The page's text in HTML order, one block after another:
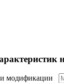
и модификации